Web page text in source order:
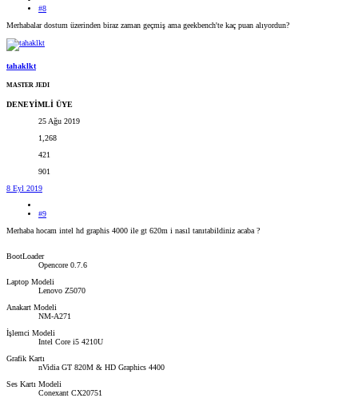
#8
Merhabalar dostum üzerinden biraz zaman geçmiş ama geekbench'te kaç puan alıyordun?
tahaklkt
MASTER JEDI
DENEYİMLİ ÜYE
25 Ağu 2019
1,268
421
901
8 Eyl 2019
#9
Merhaba hocam intel hd graphis 4000 ile gt 620m i nasıl tanıtabildiniz acaba ?
BootLoader
Opencore 0.7.6
Laptop Modeli
Lenovo Z5070
Anakart Modeli
NM-A271
İşlemci Modeli
Intel Core i5 4210U
Grafik Kartı
nVidia GT 820M & HD Graphics 4400
Ses Kartı Modeli
Conexant CX20751